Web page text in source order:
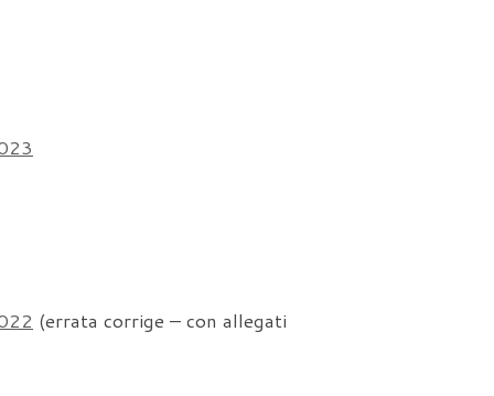
(errata corrige – con allegati